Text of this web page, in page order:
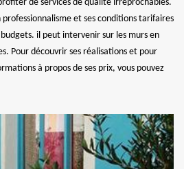
de services de qualité irréprochables.
et ses conditions tarifaires
il peut intervenir sur les murs en
Pour découvrir ses réalisations et pour
à propos de ses prix, vous pouvez